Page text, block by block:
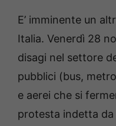
E’ imminente un
Italia. Venerdì 28
disagi nel settore
pubblici (bus,
e aerei che si
protesta indetta da